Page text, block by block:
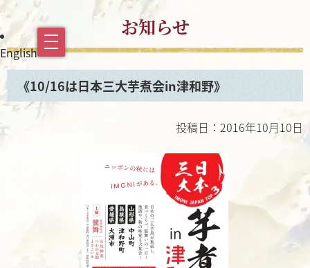
English
お知らせ
《10/16は日本三大芋煮会in津和野》
投稿日：2016年10月10日